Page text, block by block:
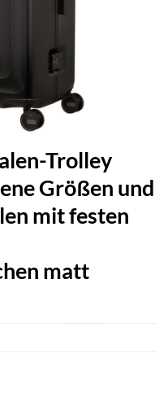
Trolley
Größen und
mit festen
matt